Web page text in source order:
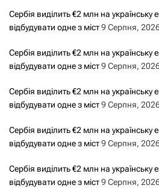
Сербія виділить €2 млн на українську
відбудувати одне з міст9 Серпня,
Сербія виділить €2 млн на українську
відбудувати одне з міст9 Серпня,
Сербія виділить €2 млн на українську
відбудувати одне з міст9 Серпня,
Сербія виділить €2 млн на українську
відбудувати одне з міст9 Серпня,
Сербія виділить €2 млн на українську
відбудувати одне з міст9 Серпня,